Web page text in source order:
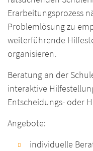
Erarbeitungsprozess
Problemlösung zu
weiterführende
organisieren.
Beratung an der
interaktive
Entscheidungs- oder
Angebote:
individuelle